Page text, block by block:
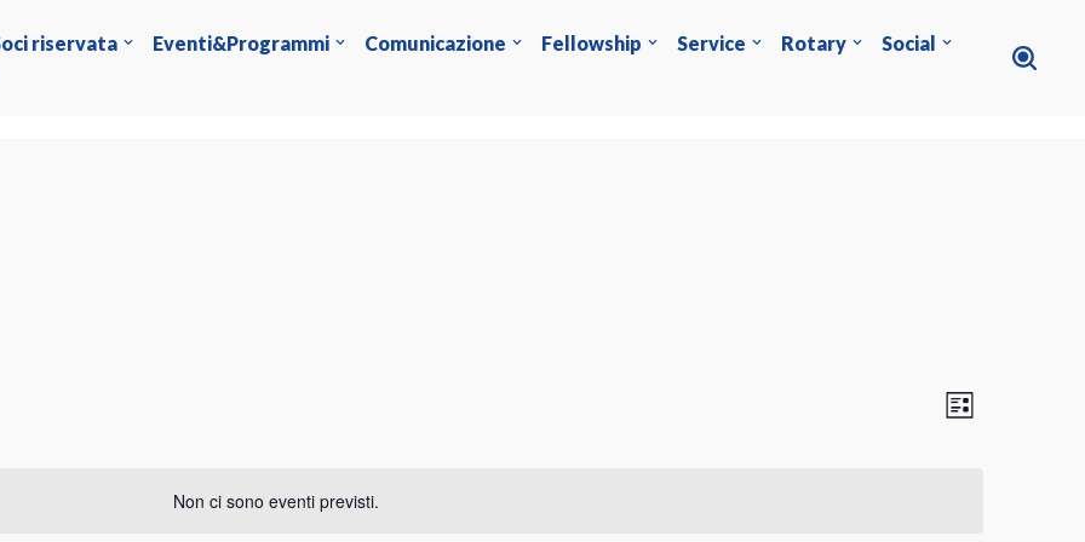
riservata Eventi&Programmi Comunicazione Fellowship Service Rotary
Social
Non ci sono eventi previsti.
Viste
Evento
Viste
Lista